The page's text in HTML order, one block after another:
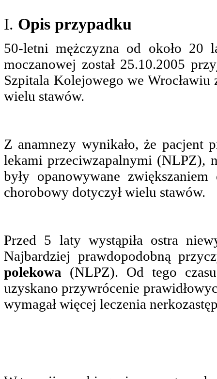
I. Opis przypadku
50-letni mężczyzna od około 20
moczanowej został 25.10.2005
Szpitala Kolejowego we
wielu stawów.
Z anamnezy wynikało, że pacjent
lekami przeciwzapalnymi (NLPZ),
były opanowywane
chorobowy dotyczył wielu stawów.
Przed 5 laty wystąpiła ostra
Najbardziej prawdopodobną
polekowa (NLPZ). Od tego
uzyskano przywrócenie
wymagał więcej leczenia